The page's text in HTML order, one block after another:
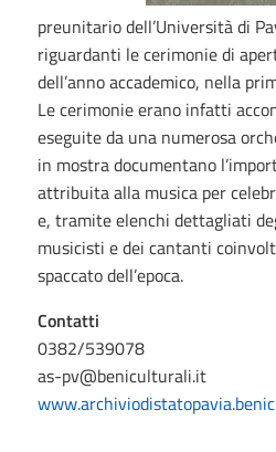
preunitario dell’Università di
riguardanti le cerimonie di
dell’anno accademico, nella
Le cerimonie erano infatti
eseguite da una numerosa
in mostra documentano
attribuita alla musica per
e, tramite elenchi dettagliati
musicisti e dei cantanti
spaccato dell’epoca.
Contatti
0382/539078
as-pv@beniculturali.it